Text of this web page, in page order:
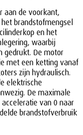
aan de voorkant,
brandstofmengsel
en het
waarbij
gedrukt. De motor
met een ketting vanaf
zijn hydraulisch.
elektrische
De maximale
van 0 naar
brandstofverbruik